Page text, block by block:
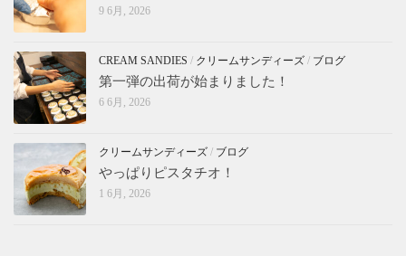
9 6月, 2026
CREAM SANDIES / クリームサンディーズ / ブログ
第一弾の出荷が始まりました！
6 6月, 2026
クリームサンディーズ / ブログ
やっぱりピスタチオ！
1 6月, 2026